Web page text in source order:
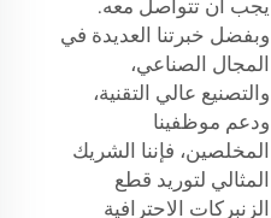
يجب أن تتواصل معه.
وبفضل خبرتنا العديدة في
المجال الصناعي،
والتصنيع عالي التقنية،
ودعم موظفينا
المخلصين، فإننا الشريك
المثالي لتوريد قطع
الزنبركات الاحترافية